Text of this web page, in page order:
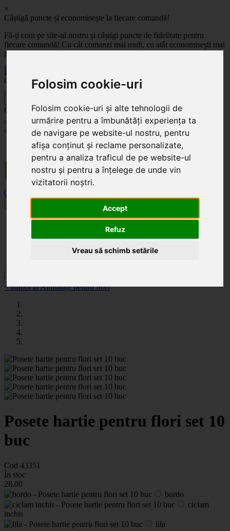
Folosim cookie-uri
Folosim cookie-uri și alte tehnologii de
urmărire pentru a îmbunătăți experiența ta
de navigare pe website-ul nostru, pentru
afișa conținut și reclame personalizate,
pentru a analiza traficul de pe website-ul
nostru și pentru a înțelege de unde vin
vizitatorii noștri.
Accept
Refuz
Vreau să schimb setările
×
Câștigă puncte și economisește la fiecare comandă!
Fă-ți cont pe site-ul nostru și câștigi puncte de fidelitate pentru
fiecare comandă! Cu cât comanzi mai mult, cu atât economisești mai
mult!
Înregistrează-te acum
Celoplast
Celoplast
Transportul este GRATUIT pentru comenzile mai mari de 350 Lei. Comanda minimă în
valoare de 100 Lei. Expediere în 1 - 2 zile lucrătoare.
0
Acasă
Noutăți
< înapoi la Ambalaje pentru flori
Posete hartie pentru flori set 10
buc
Cod 43351
În stoc
28.00
bordo
ciclam
inchis
lila